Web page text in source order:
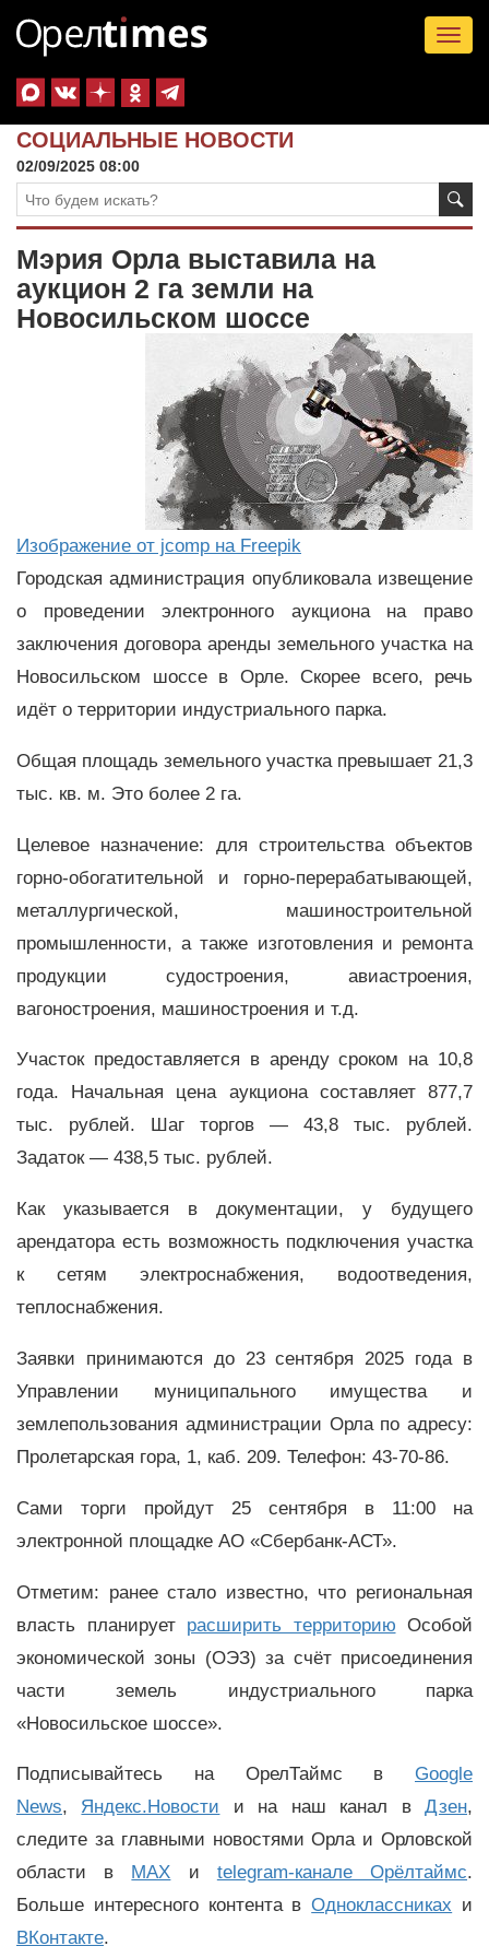
СОЦИАЛЬНЫЕ НОВОСТИ
02/09/2025 08:00
Мэрия Орла выставила на
аукцион 2 га земли на
Новосильском шоссе
Изображение от jcomp на Freepik
Городская администрация опубликовала извещение
о проведении электронного аукциона на право
заключения договора аренды земельного участка на
Новосильском шоссе в Орле. Скорее всего, речь
идёт о территории индустриального парка.
Общая площадь земельного участка превышает 21,3
тыс. кв. м. Это более 2 га.
Целевое назначение: для строительства объектов
горно-обогатительной и горно-перерабатывающей,
металлургической, машиностроительной
промышленности, а также изготовления и ремонта
продукции судостроения, авиастроения,
вагоностроения, машиностроения и т.д.
Участок предоставляется в аренду сроком на 10,8
года. Начальная цена аукциона составляет 877,7
тыс. рублей. Шаг торгов — 43,8 тыс. рублей.
Задаток — 438,5 тыс. рублей.
Как указывается в документации, у будущего
арендатора есть возможность подключения участка
к сетям электроснабжения, водоотведения,
теплоснабжения.
Заявки принимаются до 23 сентября 2025 года в
Управлении муниципального имущества и
землепользования администрации Орла по адресу:
Пролетарская гора, 1, каб. 209. Телефон: 43-70-86.
Сами торги пройдут 25 сентября в 11:00 на
электронной площадке АО «Сбербанк-АСТ».
Отметим: ранее стало известно, что региональная
власть планирует расширить территорию Особой
экономической зоны (ОЭЗ) за счёт присоединения
части земель индустриального парка
«Новосильское шоссе».
Подписывайтесь на ОрелТаймс в Google
News, Яндекс.Новости и на наш канал вДзен,
следите за главными новостями Орла и Орловской
области в MAX и telegram-канале Орёлтаймс.
Больше интересного контента вОдноклассниках и
ВКонтакте.